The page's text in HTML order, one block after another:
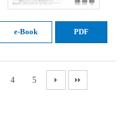
e-Book PDF
4 5